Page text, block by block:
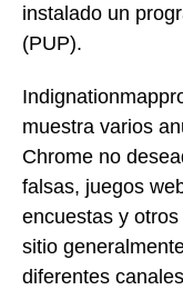
instalado un
(PUP).
muestra varios
Chrome no
falsas, juegos
encuestas y
sitio
diferentes